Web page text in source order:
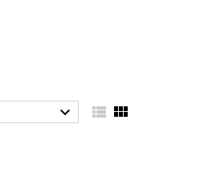
  